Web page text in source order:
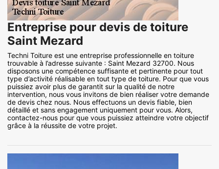
Entreprise pour devis de toiture
Saint Mezard
Techni Toiture est une entreprise professionnelle en toiture
trouvable à l’adresse suivante : Saint Mezard 32700. Nous
disposons une compétence suffisante et pertinente pour tout
type d’activité réalisable en tout type de toiture. Pour que vous
puissiez avoir plus de garantit sur la qualité de notre
intervention, nous vous invitons de bien réaliser votre demande
de devis chez nous. Nous effectuons un devis fiable, bien
détaillé et sans engagement uniquement pour vous. Alors,
contactez-nous pour que vous puissiez atteindre votre objectif
grâce à la réussite de votre projet.